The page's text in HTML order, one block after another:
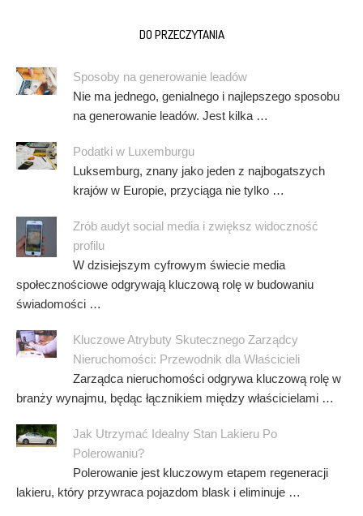
DO PRZECZYTANIA
Sposoby na generowanie leadów
Nie ma jednego, genialnego i najlepszego sposobu
na generowanie leadów. Jest kilka …
Podatki w Luxemburgu
Luksemburg, znany jako jeden z najbogatszych
krajów w Europie, przyciąga nie tylko …
Zrób audyt social media i zwiększ widoczność
profilu
W dzisiejszym cyfrowym świecie media
społecznościowe odgrywają kluczową rolę w budowaniu
świadomości …
Kluczowe Atrybuty Skutecznego Zarządcy
Nieruchomości: Przewodnik dla Właścicieli
Zarządca nieruchomości odgrywa kluczową rolę w
branży wynajmu, będąc łącznikiem między właścicielami …
Jak Utrzymać Idealny Stan Lakieru Po
Polerowaniu?
Polerowanie jest kluczowym etapem regeneracji
lakieru, który przywraca pojazdom blask i eliminuje …